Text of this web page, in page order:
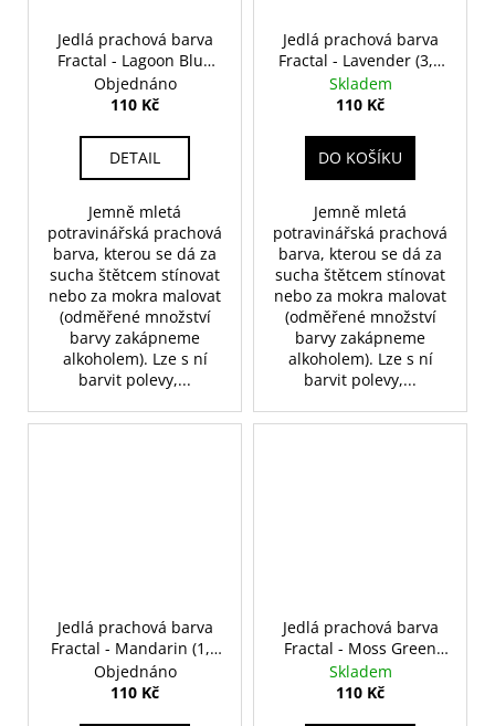
Jedlá prachová barva
Fractal - Lagoon Blue
(1,7 g)
Objednáno
110 Kč
DETAIL
Jemně mletá
potravinářská prachová
barva, kterou se dá za
sucha štětcem stínovat
nebo za mokra malovat
(odměřené množství
barvy zakápneme
alkoholem). Lze s ní
barvit polevy,...
Jedlá prachová barva
Fractal - Lavender (3,5
g)
Skladem
110 Kč
DO KOŠÍKU
Jemně mletá
potravinářská prachová
barva, kterou se dá za
sucha štětcem stínovat
nebo za mokra malovat
(odměřené množství
barvy zakápneme
alkoholem). Lze s ní
barvit polevy,...
Jedlá prachová barva
Fractal - Mandarin (1,7
g)
Objednáno
110 Kč
Jedlá prachová barva
Fractal - Moss Green
(1,6 g)
Skladem
110 Kč